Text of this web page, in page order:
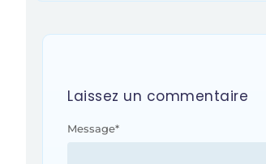
Laissez un commentaire
Message*